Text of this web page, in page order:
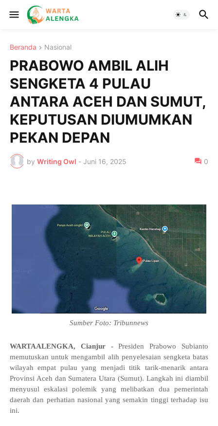
Beranda Nasional
PRABOWO AMBIL ALIH
SENGKETA 4 PULAU
ANTARA ACEH DAN SUMUT,
KEPUTUSAN DIUMUMKAN
PEKAN DEPAN
by Writing Owl - Juni 16, 2025 0
Sumber Foto: Tribunnews
WARTAALENGKA, Cianjur -Presiden Prabowo Subianto
memutuskan untuk mengambil alih penyelesaian sengketa batas
wilayah empat pulau yang menjadi titik tarik-menarik antara
Provinsi Aceh dan Sumatera Utara (Sumut). Langkah ini diambil
menyusul eskalasi polemik yang melibatkan dua pemerintah
daerah dan perhatian nasional yang semakin tinggi terhadap isu
ini.